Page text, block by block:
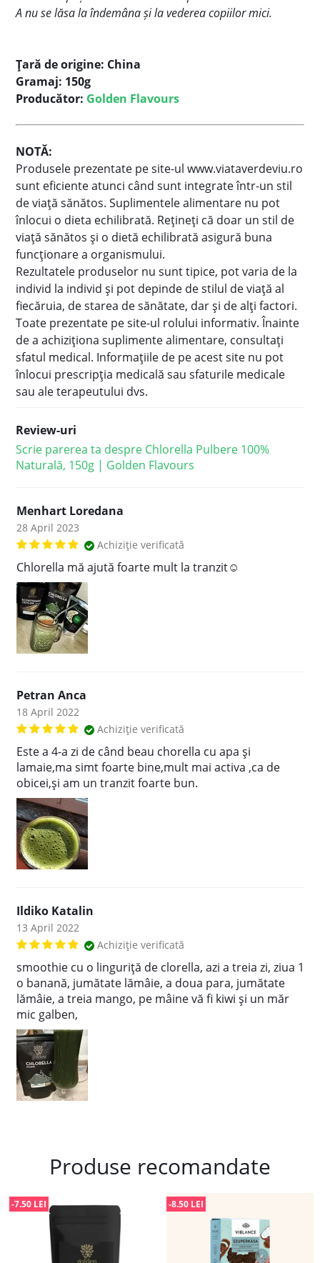
A nu se lăsa la îndemâna și la vederea copiilor mici.
Ţară de origine: China
Gramaj: 150g
Producător: Golden Flavours
NOTĂ:
Produsele prezentate pe site-ul www.viataverdeviu.ro
sunt eficiente atunci când sunt integrate într-un stil
de viață sănătos.Suplimentele alimentare nu pot
înlocui o dieta echilibrată. Reţineţi că doar un stil de
viaţă sănătos şi o dietă echilibrată asigură buna
funcţionare a organismului.
Rezultatele produselor nu sunt tipice, pot varia de la
individ la individ și pot depinde de stilul de viață al
fiecăruia, de starea de sănătate, dar și de alți factori.
Toate prezentate pe site-ul rolului informativ.Înainte
de a achiziționa suplimente alimentare, consultați
sfatul medical. Informațiile de pe acest site nu pot
înlocui prescripția medicală sau sfaturile medicale
sau ale terapeutului dvs.
Review-uri
Scrie parerea ta despre Chlorella Pulbere 100%
Naturală, 150g | Golden Flavours
Menhart Loredana
28 April 2023
Achiziție verificată
Chlorella mă ajută foarte mult la tranzit☺
Petran Anca
18 April 2022
Achiziție verificată
Este a 4-a zi de când beau chorella cu apa și
lamaie,ma simt foarte bine,mult mai activa ,ca de
obicei,și am un tranzit foarte bun.
Ildiko Katalin
13 April 2022
Achiziție verificată
smoothie cu o linguriță de clorella, azi a treia zi, ziua 1
o banană, jumătate lămâie, a doua para, jumătate
lămâie, a treia mango, pe mâine vă fi kiwi și un măr
mic galben,
Produse recomandate
-7.50 LEI -8.50 LEI